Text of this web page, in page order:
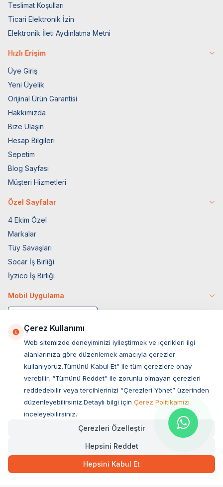
203,00 Hızlı Teslimat
SEPETE EKLE
Teslimat Koşulları
Ticari Elektronik İzin
Elektronik İleti Aydınlatma Metni
Hızlı Erişim
Üye Giriş
Yeni Üyelik
Orijinal Ürün Garantisi
Hakkımızda
Bize Ulaşın
Hesap Bilgileri
Sepetim
Blog Sayfası
Müşteri Hizmetleri
Özel Sayfalar
4 Ekim Özel
Markalar
Tüy Savaşları
Socar İş Birliği
İyzico İş Birliği
Mobil Uygulama
Müşteri Hizmetleri
Sıkça Sorulan Sorular
Ovacık Mah. Hacıoğlu Sok. No:13 Başiskele / KOCAELİ
Müşteri Destek Hattı
Çerez Kullanımı
Web sitemizde deneyiminizi iyileştirmek ve içerikleri ilgi
alanlarınıza göre düzenlemek amacıyla çerezler
kullanıyoruz.Tümünü Kabul Et” ile tüm çerezlere onay
verebilir, “Tümünü Reddet” ile zorunlu olmayan çerezleri
reddedebilir veya tercihlerinizi “Çerezleri Yönet” üzerinden
düzenleyebilirsiniz.Detaylı bilgi için Çerez Politikamızı
inceleyebilirsiniz.
Çerezleri Özelleştir
Hepsini Reddet
Hepsini Kabul Et